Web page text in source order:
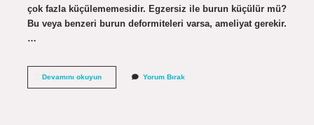
çok fazla küçülememesidir. Egzersiz ile burun küçülür mü?
Bu veya benzeri burun deformiteleri varsa, ameliyat gerekir.
…
Devamını okuyunKilo
Yorum Bırak